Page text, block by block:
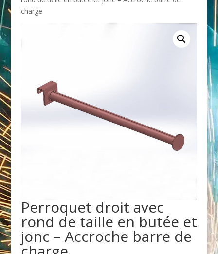
charge
Perroquet droit avec
rond de taille en butée et
jonc – Accroche barre de